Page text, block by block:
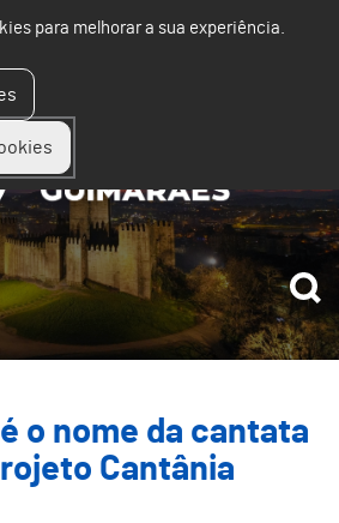
para melhorar a sua experiência.
o nome da cantata
Cantânia